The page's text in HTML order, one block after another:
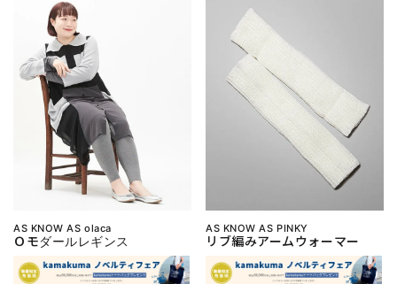
AS KNOW AS olaca
Ｏモダールレギンス
AS KNOW AS PINKY
リブ編みアームウォーマー